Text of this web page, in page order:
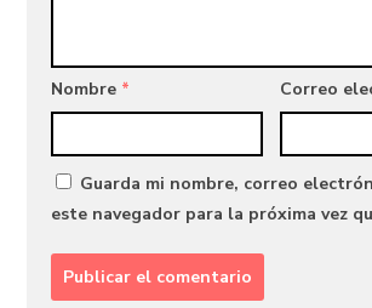
Nombre * Correo
Guarda mi nombre, correo
este navegador para la próxima vez